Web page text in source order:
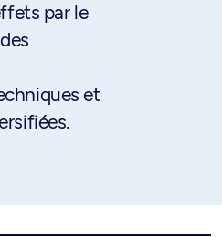
par le
et